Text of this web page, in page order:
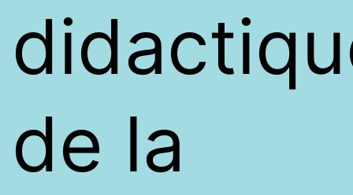
de la